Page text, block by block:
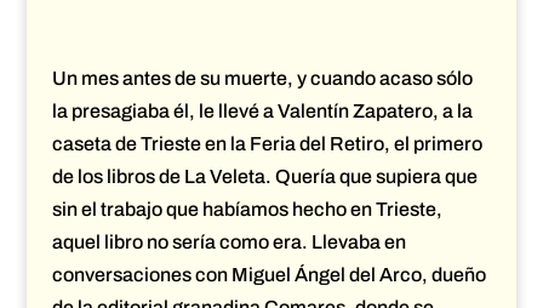
Un mes antes de su muerte, y cuando acaso sólo
la presagiaba él, le llevé a Valentín Zapatero, a la
caseta de Trieste en la Feria del Retiro, el primero
de los libros de La Veleta. Quería que supiera que
sin el trabajo que habíamos hecho en Trieste,
aquel libro no sería como era. Llevaba en
conversaciones con Miguel Ángel del Arco, dueño